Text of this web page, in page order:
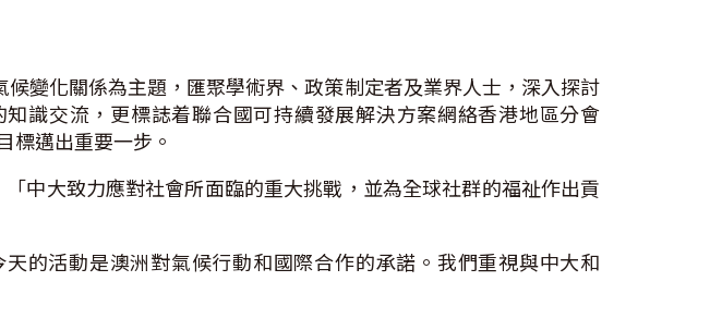
變化關係為主題，匯聚學術界、政策制定者及業界人士，深入探討
識交流，更標誌着聯合國可持續發展解決方案網絡香港地區分會
標邁出重要一步。
中大致力應對社會所面臨的重大挑戰，並為全球社群的福祉作出貢
的活動是澳洲對氣候行動和國際合作的承諾。我們重視與中大和